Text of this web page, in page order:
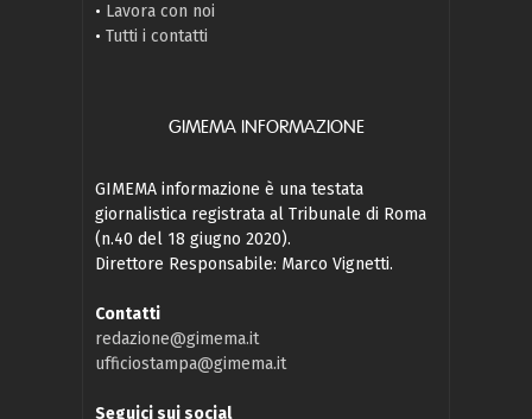
• Lavora con noi
• Tutti i contatti
GIMEMA INFORMAZIONE
GIMEMA informazione è una testata
giornalistica registrata al Tribunale di Roma
(n.40 del 18 giugno 2020).
Direttore Responsabile: Marco Vignetti.
Contatti
redazione@gimema.it
ufficiostampa@gimema.it
Seguici sui social